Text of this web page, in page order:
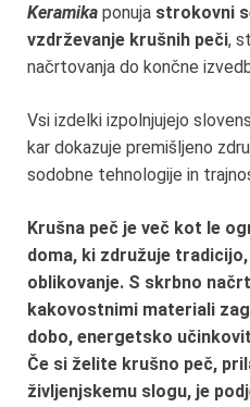
Keramika ponuja strokovni
vzdrževanje krušnih peči,
načrtovanja do končne
Vsi izdelki izpolnjujejo
kar dokazuje premišljeno
sodobne tehnologije in
Krušna peč je več kot le
doma, ki združuje
oblikovanje. S skrbno
kakovostnimi materiali
dobo, energetsko
Če si želite krušno peč,
življenjskemu slogu, je